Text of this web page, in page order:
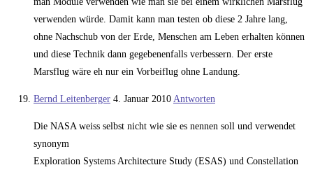
verwenden würde. Damit kann man testen ob diese 2 Jahre lang,
ohne Nachschub von der Erde, Menschen am Leben erhalten können
und diese Technik dann gegebenenfalls verbessern. Der erste
Marsflug wäre eh nur ein Vorbeiflug ohne Landung.
Bernd Leitenberger 4. Januar 2010 Antworten
Die NASA weiss selbst nicht wie sie es nennen soll und verwendet
synonym
Exploration Systems Architecture Study (ESAS) und Constellation